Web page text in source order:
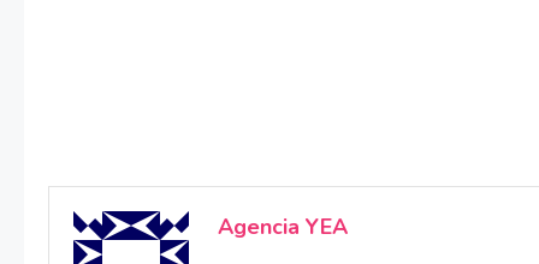
Agencia YEA